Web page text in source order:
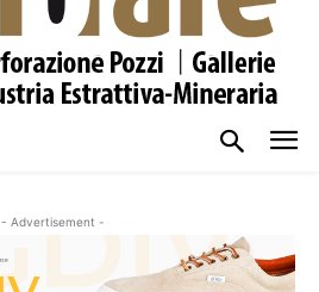
- Advertisement -